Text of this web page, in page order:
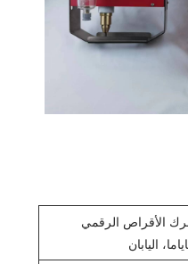
الأقراص الرقمي
اليابان